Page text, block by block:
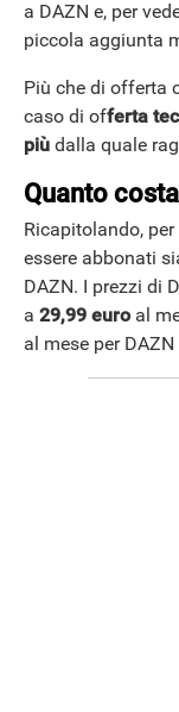
a DAZN e, per
piccola aggiunta
Più che di offerta
caso di offerta
più dalla quale
Quanto
Ricapitolando, per
essere abbonati
DAZN. I prezzi di
a 29,99 euroal
al mese per DAZN